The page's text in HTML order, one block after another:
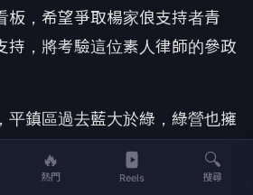
板，希望爭取楊家俍支持者青
持，將考驗這位素人律師的參政
平鎮區過去藍大於綠，綠營也擁
前市長鄭文燦執政8年期間，平
營票倉逐漸擴大，與藍營逐漸平
🔥
熱門 Reels
🔍
搜尋